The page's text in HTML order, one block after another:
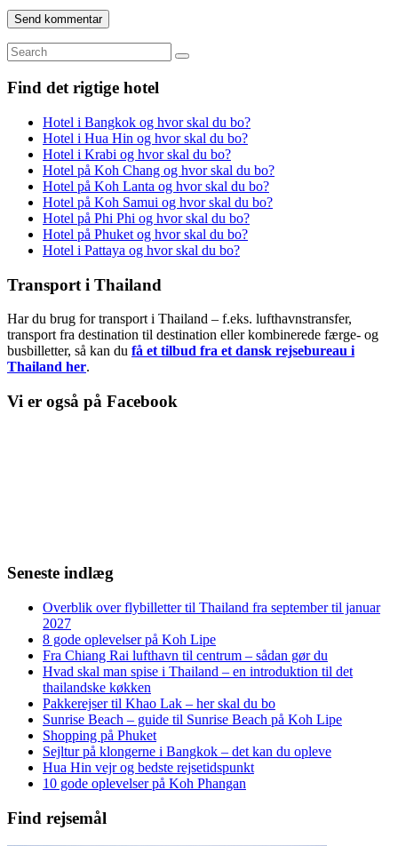
Search
for:
Find det rigtige hotel
Hotel i Bangkok og hvor skal du bo?
Hotel i Hua Hin og hvor skal du bo?
Hotel i Krabi og hvor skal du bo?
Hotel på Koh Chang og hvor skal du bo?
Hotel på Koh Lanta og hvor skal du bo?
Hotel på Koh Samui og hvor skal du bo?
Hotel på Phi Phi og hvor skal du bo?
Hotel på Phuket og hvor skal du bo?
Hotel i Pattaya og hvor skal du bo?
Transport i Thailand
Har du brug for transport i Thailand – f.eks. lufthavnstransfer,
transport fra destination til destination eller kombinerede færge- og
busbilletter, så kan du få et tilbud fra et dansk rejsebureau i
Thailand her.
Vi er også på Facebook
Seneste indlæg
Overblik over flybilletter til Thailand fra september til januar
2027
8 gode oplevelser på Koh Lipe
Fra Chiang Rai lufthavn til centrum – sådan gør du
Hvad skal man spise i Thailand – en introduktion til det
thailandske køkken
Pakkerejser til Khao Lak – her skal du bo
Sunrise Beach – guide til Sunrise Beach på Koh Lipe
Shopping på Phuket
Sejltur på klongerne i Bangkok – det kan du opleve
Hua Hin vejr og bedste rejsetidspunkt
10 gode oplevelser på Koh Phangan
Find rejsemål